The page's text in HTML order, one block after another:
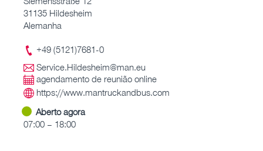
31135 Hildesheim
Alemanha
+49 (5121)7681-0
Service.Hildesheim@man.eu
agendamento de reunião online
https://www.mantruckandbus.com
Aberto agora
07:00 – 18:00